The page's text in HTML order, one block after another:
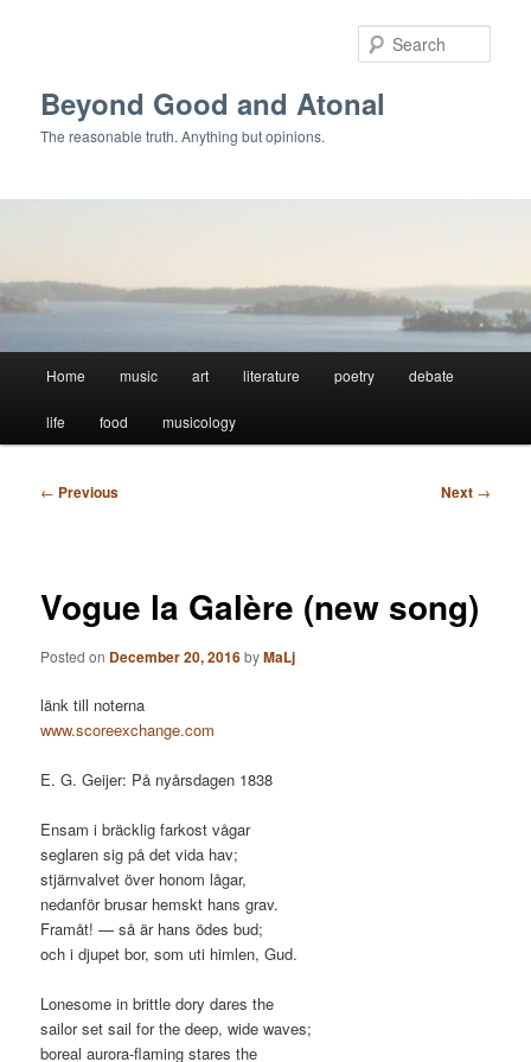
Beyond Good and Atonal
The reasonable truth. Anything but opinions.
Home music art literature poetry debate
life food musicology
Post
← Previous Next →
Vogue la Galère (new song)
Posted on December 20, 2016byMaLj
länk till noterna
www.scoreexchange.com
E. G. Geijer: På nyårsdagen 1838
Ensam i bräcklig farkost vågar
seglaren sig på det vida hav;
stjärnvalvet över honom lågar,
nedanför brusar hemskt hans grav.
Framåt! — så är hans ödes bud;
och i djupet bor, som uti himlen, Gud.
Lonesome in brittle dory dares the
sailor set sail for the deep, wide waves;
boreal aurora-flaming stares the